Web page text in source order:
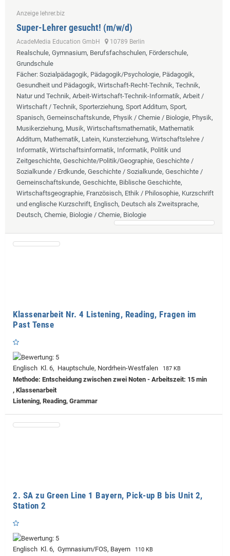
Anzeige lehrer.biz
Super-Lehrer gesucht! (m/w/d)
AcadeMedia Education GmbH 10789 Berlin
Realschule, Gymnasium, Berufsfachschulen, Förderschule,
Grundschule
Fächer: Sozialpädagogik, Pädagogik/Psychologie, Pädagogik,
Gesundheit und Pädagogik, Wirtschaft-Recht-Technik, Technik,
Natur und Technik, Arbeit-Wirtschaft-Technik-Informatik, Arbeit /
Wirtschaft / Technik, Sporterziehung, Sport Additum, Sport,
Spanisch, Gemeinschaftskunde, Physik / Chemie / Biologie, Physik,
Musikerziehung, Musik, Wirtschaftsmathematik, Mathematik
Additum, Mathematik, Latein, Kunsterziehung, Wirtschaftslehre /
Informatik, Wirtschaftsinformatik, Informatik, Politik und
Zeitgeschichte, Geschichte/Politik/Geographie, Geschichte /
Sozialkunde / Erdkunde, Geschichte / Sozialkunde, Geschichte /
Gemeinschaftskunde, Geschichte, Biblische Geschichte,
Wirtschaftsgeographie, Französisch, Ethik / Philosophie, Kurzschrift
und englische Kurzschrift, Englisch, Deutsch als Zweitsprache,
Deutsch, Chemie, Biologie / Chemie, Biologie
Klassenarbeit Nr. 4 Listening, Reading, Fragen im
Past Tense
Englisch Kl. 6, Hauptschule, Nordrhein-Westfalen 187 KB
Methode: Entscheidung zwischen zwei Noten - Arbeitszeit: 15 min
, Klassenarbeit
Listening, Reading, Grammar
2. SA zu Green Line 1 Bayern, Pick-up B bis Unit 2,
Station 2
Englisch Kl. 6, Gymnasium/FOS, Bayern 110 KB